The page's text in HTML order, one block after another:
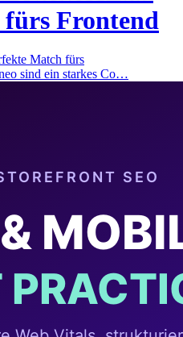
Frontend
Match fürs
sind ein starkes Co…